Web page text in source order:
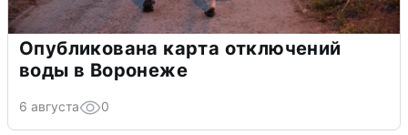
Опубликована карта отключений
воды в Воронеже
6 августа 0